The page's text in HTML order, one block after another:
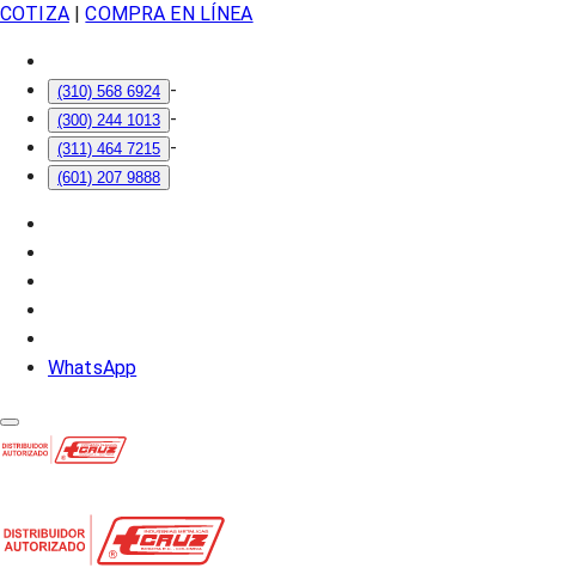
COTIZA| COMPRA EN LÍNEA
(310) 568 6924 -
(300) 244 1013 -
(311) 464 7215 -
(601) 207 9888
WhatsApp